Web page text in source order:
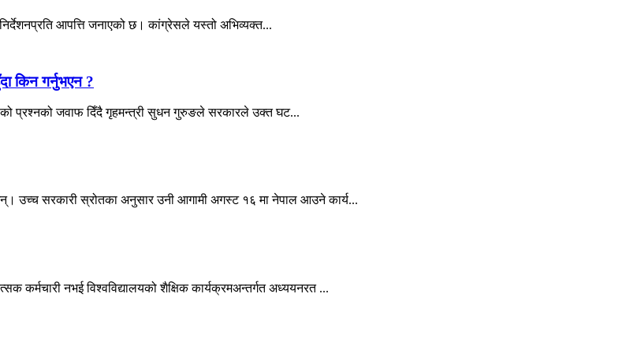
आपत्ति जनाएको छ। कांग्रेसले यस्तो अभिव्यक्त...
किन गर्नुभएन ?
प्रश्नको जवाफ दिँदै गृहमन्त्री सुधन गुरुङले सरकारले उक्त घट...
उच्च सरकारी स्रोतका अनुसार उनी आगामी अगस्ट १६ मा नेपाल आउने कार्य...
नभई विश्वविद्यालयको शैक्षिक कार्यक्रमअन्तर्गत अध्ययनरत ...